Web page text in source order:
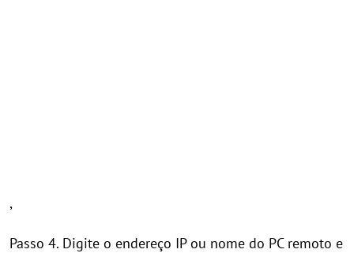
,
Passo 4. Digite o endereço IP ou nome do PC remoto e